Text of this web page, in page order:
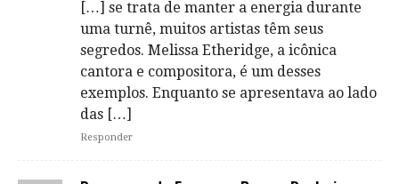
[…] se trata de manter a energia durante
uma turnê, muitos artistas têm seus
segredos. Melissa Etheridge, a icônica
cantora e compositora, é um desses
exemplos. Enquanto se apresentava ao lado
das […]
Responder